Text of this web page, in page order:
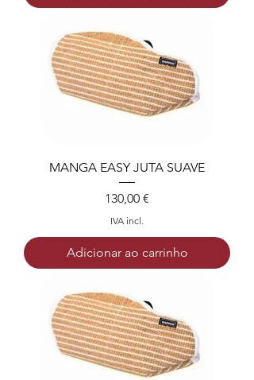
MANGA EASY JUTA SUAVE
Preço
130,00 €
IVA incl.
Adicionar ao carrinho